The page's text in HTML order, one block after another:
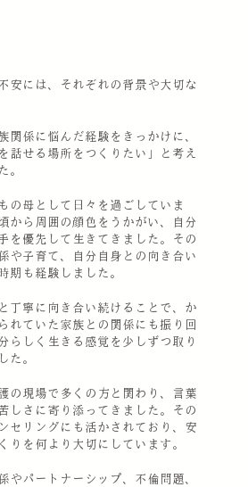
安には、それぞれの背景や大切な
関係に悩んだ経験をきっかけに、
話せる場所をつくりたい」と考え
。
の母として日々を過ごしていま
から周囲の顔色をうかがい、自分
を優先して生きてきました。その
や子育て、自分自身との向き合い
期も経験しました。
丁寧に向き合い続けることで、か
れていた家族との関係にも振り回
らしく生きる感覚を少しずつ取り
た。
の現場で多くの方と関わり、言葉
しさに寄り添ってきました。その
セリングにも活かされており、安
りを何より大切にしています。
やパートナーシップ、不倫問題、